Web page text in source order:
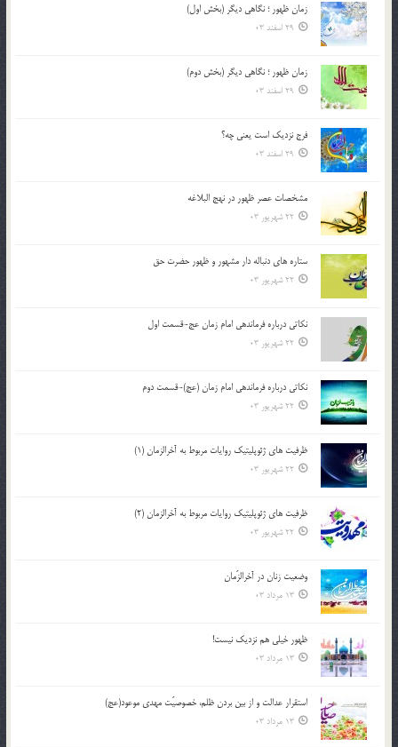
زمان ظهور ؛ نگاهی دیگر (بخش اول)
29 اسفند 03
زمان ظهور ؛ نگاهی دیگر (بخش دوم)
29 اسفند 03
فرج نزدیک است یعنی چه؟
29 اسفند 03
مشخصات عصر ظهور در نهج البلاغه
22 شهریور 03
ستاره های دنباله دار مشهور و ظهور حضرت حق
22 شهریور 03
نکاتى درباره فرماندهى امام زمان عج-قسمت اول
22 شهریور 03
نکاتى درباره فرماندهى امام زمان (عج)-قسمت دوم
22 شهریور 03
ظرفیت های ژئوپلیتیک روایات مربوط به آخرالزمان (1)
22 شهریور 03
ظرفیت های ژئوپلیتیک روایات مربوط به آخرالزمان (2)
22 شهریور 03
وضعیت زنان در آخرالزّمان
13 مرداد 03
ظهور خیلی هم نزدیک نیست!
13 مرداد 03
استقرار عدالت و از بين بردن ظلم، خصوصيّت مهدي موعود(عج)
13 مرداد 03